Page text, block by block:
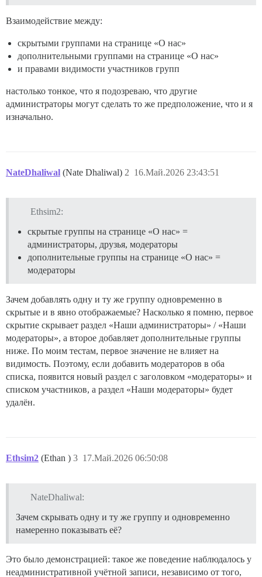
Взаимодействие между:
скрытыми группами на странице «О нас»
дополнительными группами на странице «О нас»
и правами видимости участников групп
настолько тонкое, что я подозреваю, что другие
администраторы могут сделать то же предположение, что и я
изначально.
NateDhaliwal (Nate Dhaliwal) 16.Май.2026 23:43:51
2
Ethsim2:
скрытые группы на странице «О нас» =
администраторы, друзья, модераторы
дополнительные группы на странице «О нас» =
модераторы
Зачем добавлять одну и ту же группу одновременно в
скрытые и в явно отображаемые? Насколько я помню, первое
скрытие скрывает раздел «Наши администраторы» / «Наши
модераторы», а второе добавляет дополнительные группы
ниже. По моим тестам, первое значение не влияет на
видимость. Поэтому, если добавить модераторов в оба
списка, появится новый раздел с заголовком «модераторы» и
списком участников, а раздел «Наши модераторы» будет
удалён.
Ethsim2 (Ethan ) 17.Май.2026 06:50:08
3
NateDhaliwal:
Зачем скрывать одну и ту же группу и одновременно
намеренно показывать её?
Это было демонстрацией: такое же поведение наблюдалось у
неадминистративной учётной записи, независимо от того,